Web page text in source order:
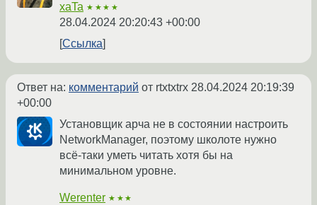
xaTa ★★★★
28.04.2024 20:20:43 +00:00
Ссылка
Ответ на: комментарий от rtxtxtrx 28.04.2024 20:19:39
+00:00
Установщик арча не в состоянии настроить
NetworkManager, поэтому школоте нужно
всё-таки уметь читать хотя бы на
минимальном уровне.
Werenter ★★★